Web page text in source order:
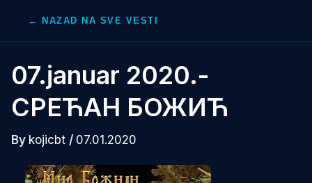
← NAZAD NA SVE VESTI
07.januar 2020.-
СРЕЋАН БОЖИЋ
By kojicbt / 07.01.2020